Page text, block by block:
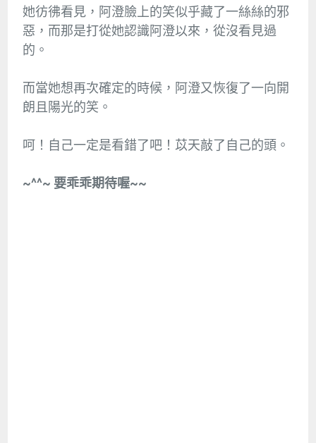
她彷彿看見，阿澄臉上的笑似乎藏了一絲絲的邪
惡，而那是打從她認識阿澄以來，從沒看見過
的。
而當她想再次確定的時候，阿澄又恢復了一向開
朗且陽光的笑。
呵！自己一定是看錯了吧！苡天敲了自己的頭。
~^^~ 要乖乖期待喔~~